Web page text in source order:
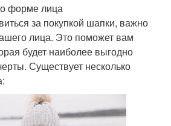
форме лица
за покупкой шапки, важно
лица. Это поможет вам
будет наиболее выгодно
Существует несколько